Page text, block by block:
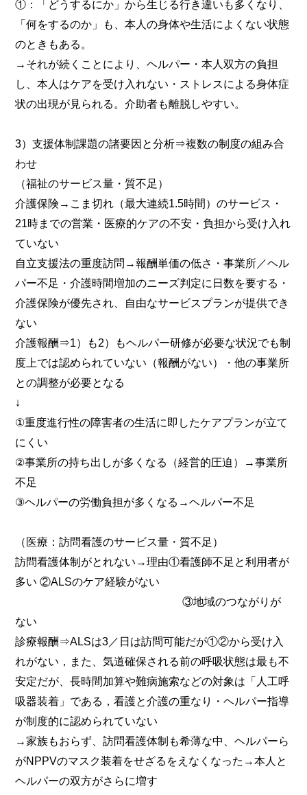
①：「どうするにか」から生じる行き違いも多くなり、
「何をするのか」も、本人の身体や生活によくない状態
のときもある。
→それが続くことにより、ヘルパー・本人双方の負担
し、本人はケアを受け入れない・ストレスによる身体症
状の出現が見られる。介助者も離脱しやすい。
3）支援体制課題の諸要因と分析⇒複数の制度の組み合
わせ
（福祉のサービス量・質不足）
介護保険→こま切れ（最大連続1.5時間）のサービス・
21時までの営業・医療的ケアの不安・負担から受け入れ
ていない
自立支援法の重度訪問→報酬単価の低さ・事業所／ヘル
パー不足・介護時間増加のニーズ判定に日数を要する・
介護保険が優先され、自由なサービスプランが提供でき
ない
介護報酬⇒1）も2）もヘルパー研修が必要な状況でも制
度上では認められていない（報酬がない）・他の事業所
との調整が必要となる
↓
①重度進行性の障害者の生活に即したケアプランが立て
にくい
②事業所の持ち出しが多くなる（経営的圧迫）→事業所
不足
③ヘルパーの労働負担が多くなる→ヘルパー不足
（医療：訪問看護のサービス量・質不足）
訪問看護体制がとれない→理由①看護師不足と利用者が
多い ②ALSのケア経験がない
③地域のつながりが
ない
診療報酬⇒ALSは3／日は訪問可能だが①②から受け入
れがない，また、気道確保される前の呼吸状態は最も不
安定だが、長時間加算や難病施索などの対象は「人工呼
吸器装着」である，看護と介護の重なり・ヘルパー指導
が制度的に認められていない
→家族もおらず、訪問看護体制も希薄な中、ヘルパーら
がNPPVのマスク装着をせざるをえなくなった→本人と
ヘルパーの双方がさらに増す